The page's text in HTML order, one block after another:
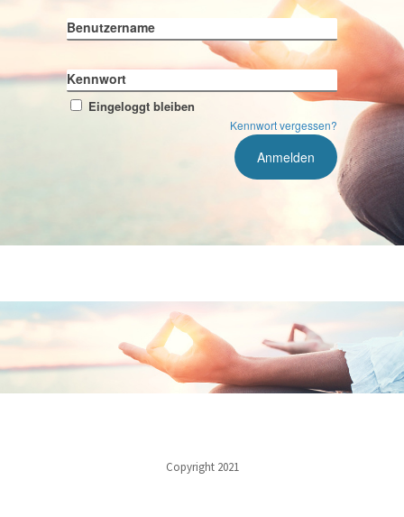
Benutzername
Kennwort
Eingeloggt bleiben
Kennwort vergessen?
Copyright 2021